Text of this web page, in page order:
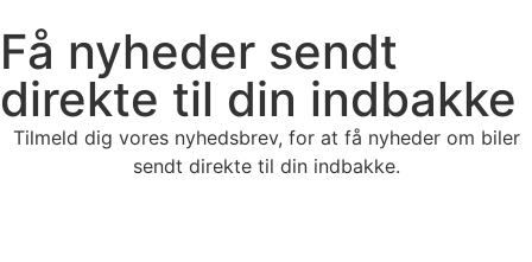
Få nyheder sendt
direkte til din indbakke
Tilmeld dig vores nyhedsbrev, for at få nyheder om biler
sendt direkte til din indbakke.